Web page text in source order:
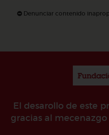
Denunciar contenido
El desarollo de este
gracias al